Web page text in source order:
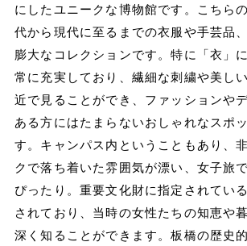
にしたユニークな博物館です。こちら
代から現代に至るまでの衣服や手芸品
膨大なコレクションです。特に「衣」
常に充実しており、繊細な刺繍や美し
近で見ることができ、ファッションや
ある方にはたまらないおしゃれなスポ
す。キャンパス内ということもあり、
クで落ち着いた雰囲気が漂い、女子旅
ぴったり。重要文化財に指定されてい
されており、当時の女性たちの知恵や
深く知ることができます。板橋の歴史